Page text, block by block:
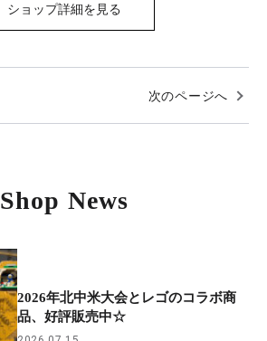
ショップ詳細を見る
次のページへ
Shop News
2026年北中米大会とレゴのコラボ商
品、好評販売中☆